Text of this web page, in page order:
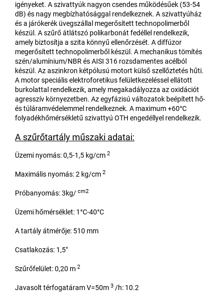
igényeket. A szivattyúk nagyon csendes működésűek (53-54
dB) és nagy megbízhatósággal rendelkeznek. A szivattyúház
és a járókerék üvegszállal megerősített technopolimerből
készül. A szűrő átlátszó polikarbonát fedéllel rendelkezik,
amely biztosítja a szita könnyű ellenőrzését. A diffúzor
megerősített technopolimerből készül. A mechanikus tömítés
szén/alumínium/NBR és AISI 316 rozsdamentes acélból
készül. Az aszinkron kétpólusú motort külső szellőztetés hűti.
A motor speciális elektroforetikus felületkezeléssel ellátott
burkolattal rendelkezik, amely megakadályozza az oxidációt
agresszív környezetben. Az egyfázisú változatok beépített hő-
és túláramvédelemmel rendelkeznek. A maximum +60°C
folyadékhőmérsékletű szivattyú OTH engedéllyel rendelkezik.
A szűrőtartály műszaki adatai:
Üzemi nyomás: 0,5-1,5 kg/cm 2
Maximális nyomás: 2 kg/cm 2
Próbanyomás: 3kg/ cm2
Üzemi hőmérséklet: 1°C-40°C
A tartály átmérője: 510 mm
Csatlakozás: 1,5"
Szűrőfelület: 0,20 m 2
Javasolt térfogatáram V=50m 3 /h: 10.2